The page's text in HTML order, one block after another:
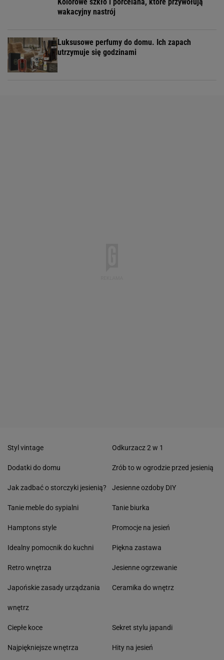
wakacyjny nastrój
Luksusowe perfumy do domu. Ich zapach
utrzymuje się godzinami
Styl vintage
Dodatki do domu
Jak zadbać o storczyki jesienią?
Tanie meble do sypialni
Hamptons style
Idealny pomocnik do kuchni
Retro wnętrza
Japońskie zasady urządzania
wnętrz
Odkurzacz 2 w 1
Zrób to w ogrodzie przed jesienią
Jesienne ozdoby DIY
Tanie biurka
Promocje na jesień
Piękna zastawa
Jesienne ogrzewanie
Ceramika do wnętrz
Ciepłe koce
Najpiękniejsze wnętrza
Sekret stylu japandi
Hity na jesień